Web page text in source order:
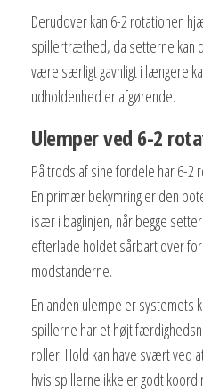
Derudover kan 6-2 rotationen
spillertræthed, da setterne kan
være særligt gavnligt i længere
udholdenhed er afgørende.
Ulemper ved 6-2
På trods af sine fordele har 6-2
En primær bekymring er den
især i baglinjen, når begge
efterlade holdet sårbart over
modstanderne.
En anden ulempe er
spillerne har et højt
roller. Hold kan have svært ved
hvis spillerne ikke er godt